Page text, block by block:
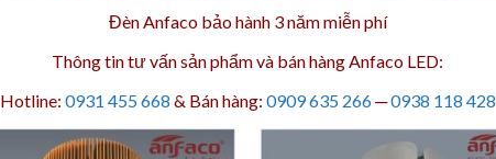
Đèn Anfaco bảo hành 3 nămmiễn phí
Thông tin tư vấn sản phẩm và bán hàng Anfaco LED:
Hotline: 0931 455 668 & Bán hàng: 0909 635 266─0938 118 428